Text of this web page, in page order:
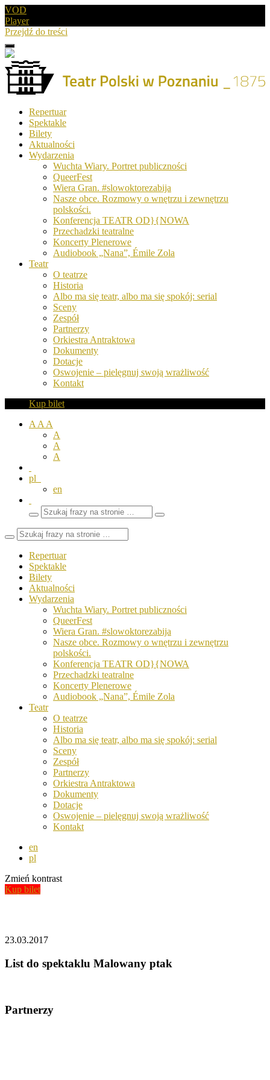
VOD
Player
Przejdź do treści
Menu
Drugie
logo
Teatr
Polski
Poznaniu
Repertuar
Spektakle
Bilety
Aktualności
Wydarzenia
Wuchta Wiary. Portret publiczności
QueerFest
Wiera Gran. #slowoktorezabija
Nasze obce. Rozmowy o wnętrzu i zewnętrzu
polskości.
Konferencja TEATR OD}{NOWA
Przechadzki teatralne
Koncerty Plenerowe
Audiobook „Nana”, Émile Zola
Teatr
O teatrze
Historia
Albo ma się teatr, albo ma się spokój: serial
Sceny
Zespół
Partnerzy
Orkiestra Antraktowa
Dokumenty
Dotacje
Oswojenie – pielęgnuj swoją wrażliwość
Kontakt
Kup bilet
A A A
A
A
A
pl
en
Wyszukaj
frazy
Zamknij
Repertuar
Spektakle
Bilety
Aktualności
Wydarzenia
Wuchta Wiary. Portret publiczności
QueerFest
Wiera Gran. #slowoktorezabija
Nasze obce. Rozmowy o wnętrzu i zewnętrzu
polskości.
Konferencja TEATR OD}{NOWA
Przechadzki teatralne
Koncerty Plenerowe
Audiobook „Nana”, Émile Zola
Teatr
O teatrze
Historia
Albo ma się teatr, albo ma się spokój: serial
Sceny
Zespół
Partnerzy
Orkiestra Antraktowa
Dokumenty
Dotacje
Oswojenie – pielęgnuj swoją wrażliwość
Kontakt
en
pl
Zmień kontrast
Kup bilet
23.03.2017
List do spektaklu Malowany ptak
Partnerzy